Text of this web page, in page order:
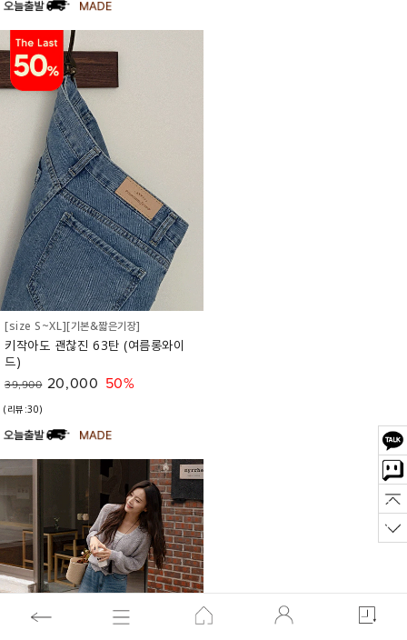
[size S~XL][기본&짧은기장]
키작아도 괜찮진 63탄 (여름롱와이
드)
39,900 20,000 50%
(리뷰:30)